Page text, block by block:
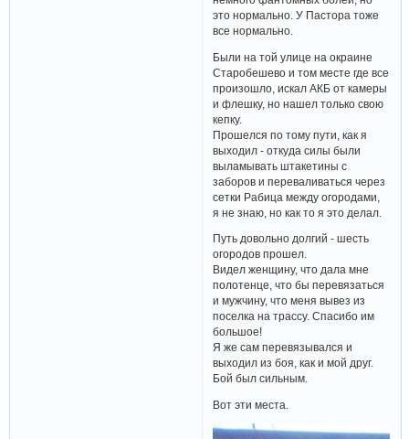
это нормально. У Пастора тоже
все нормально.
Были на той улице на окраине
Старобешево и том месте где все
произошло, искал АКБ от камеры
и флешку, но нашел только свою
кепку.
Прошелся по тому пути, как я
выходил - откуда силы были
выламывать штакетины с
заборов и переваливаться через
сетки Рабица между огородами,
я не знаю, но как то я это делал.
Путь довольно долгий - шесть
огородов прошел.
Видел женщину, что дала мне
полотенце, что бы перевязаться
и мужчину, что меня вывез из
поселка на трассу. Спасибо им
большое!
Я же сам перевязывался и
выходил из боя, как и мой друг.
Бой был сильным.
Вот эти места.